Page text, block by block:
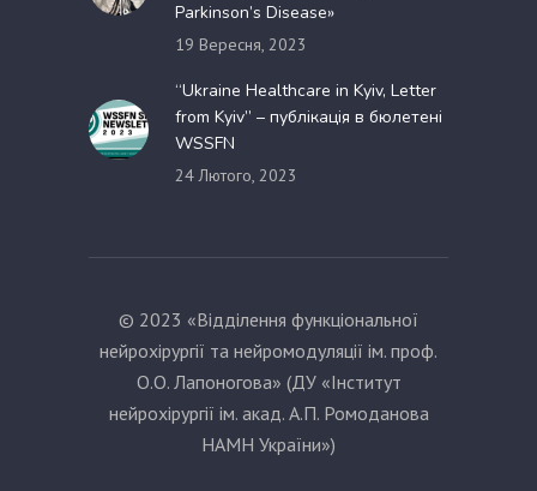
Parkinson’s Disease»
19 Вересня, 2023
“Ukraine Healthcare in Kyiv, Letter
from Kyiv” – публікація в бюлетені
WSSFN
24 Лютого, 2023
© 2023 «Відділення функціональної
нейрохірургії та нейромодуляції ім. проф.
О.О. Лапоногова» (ДУ «Інститут
нейрохірургії ім. акад. А.П. Ромоданова
НАМН України»)